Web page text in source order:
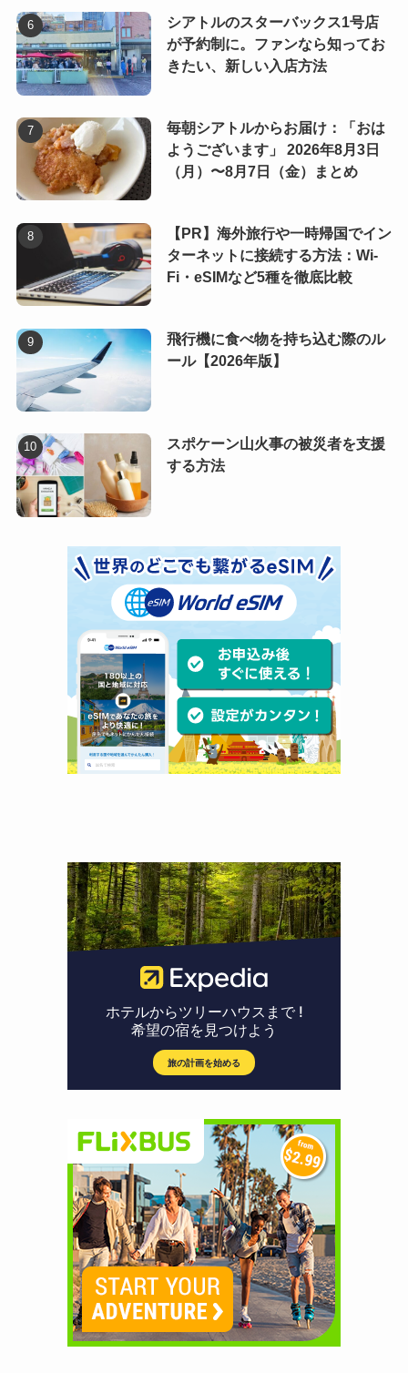
シアトルのスターバックス1号店
が予約制に。ファンなら知ってお
きたい、新しい入店方法
毎朝シアトルからお届け：「おは
ようございます」 2026年8月3日
（月）〜8月7日（金）まとめ
【PR】海外旅行や一時帰国でイン
ターネットに接続する方法：Wi-
Fi・eSIMなど5種を徹底比較
飛行機に食べ物を持ち込む際のル
ール【2026年版】
スポケーン山火事の被災者を支援
する方法